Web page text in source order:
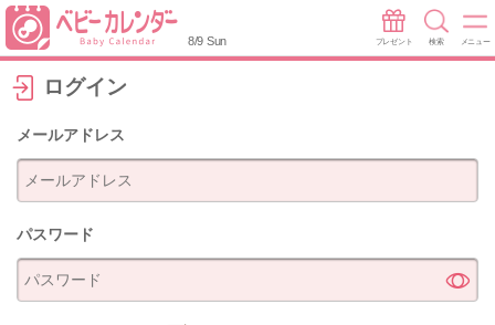
8/9 Sun プレゼント 検索 メニュー
ログイン
メールアドレス
パスワード